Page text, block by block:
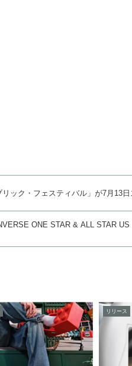
ック・フェスティバル」が7月13日
ONE STAR & ALL STAR
リリース